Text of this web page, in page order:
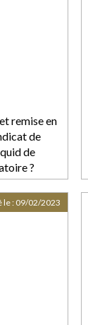
remise en
de
de
?
le : 09/02/2023